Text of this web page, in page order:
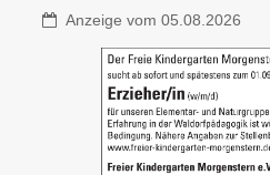
Anzeige vom 05.08.2026